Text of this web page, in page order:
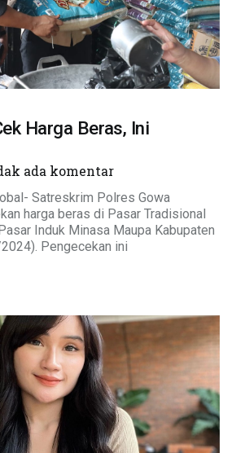
Harga Beras, Ini
ada komentar
Satreskrim Polres Gowa
harga beras di Pasar Tradisional
Induk Minasa Maupa Kabupaten
Pengecekan ini